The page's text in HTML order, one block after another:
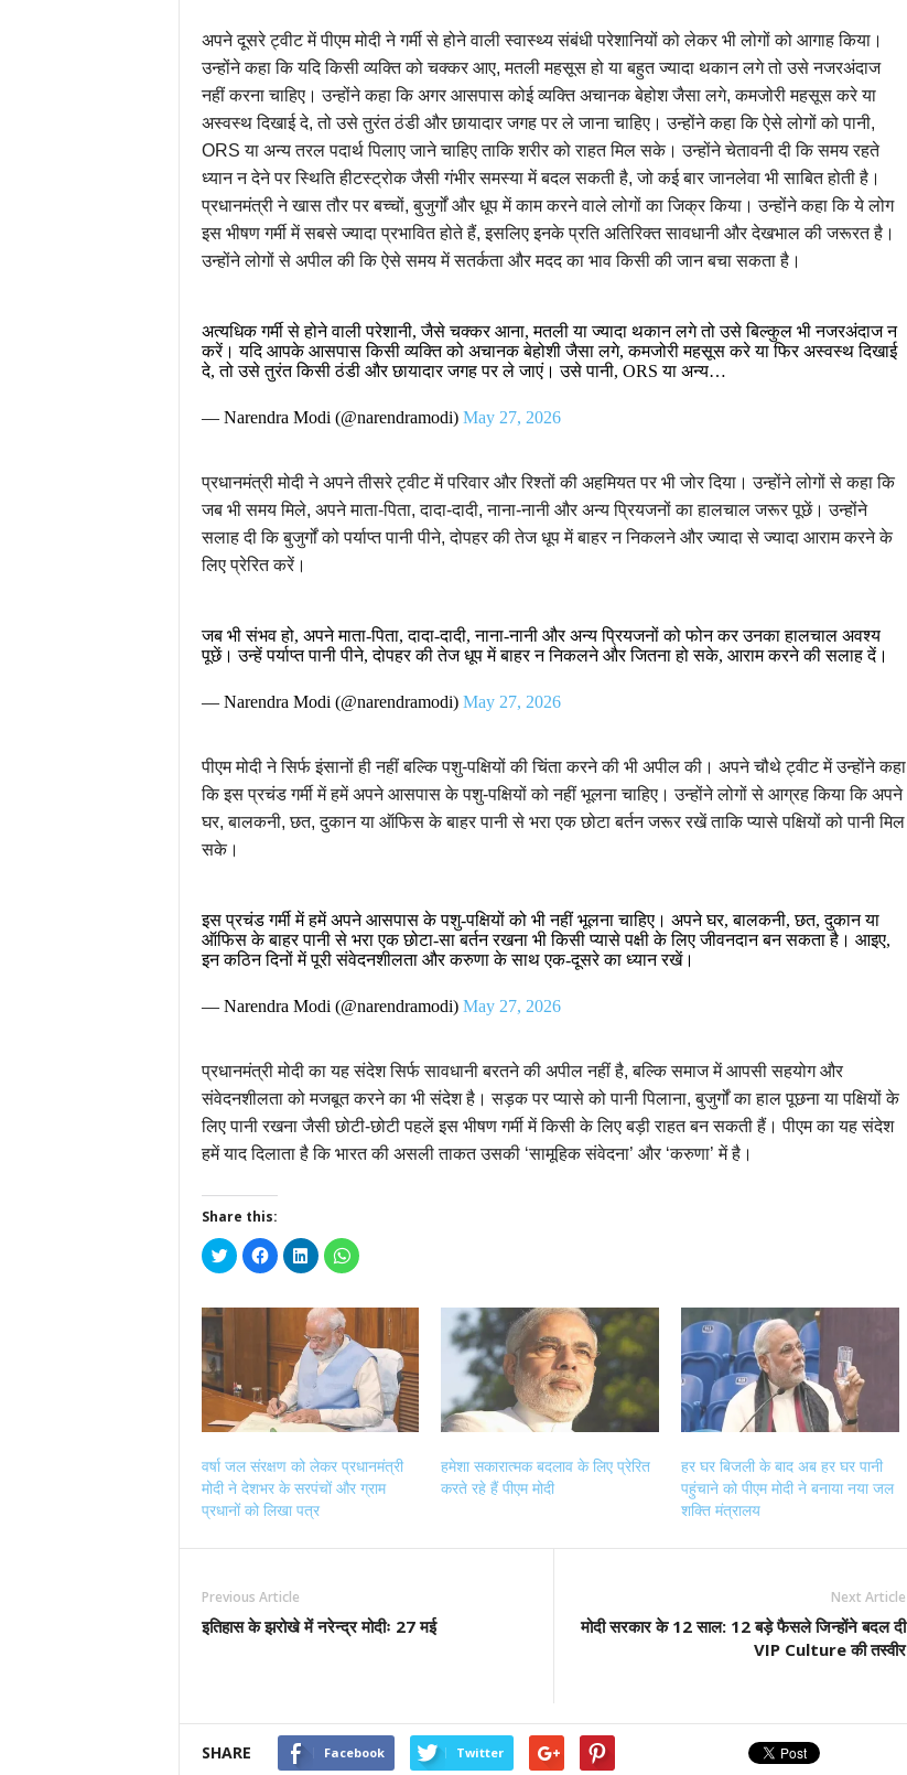
अपने दूसरे ट्वीट में पीएम मोदी ने गर्मी से होने वाली स्वास्थ्य संबंधी परेशानियों को लेकर भी लोगों को आगाह किया।
उन्होंने कहा कि यदि किसी व्यक्ति को चक्कर आए, मतली महसूस हो या बहुत ज्यादा थकान लगे तो उसे नजरअंदाज
नहीं करना चाहिए। उन्होंने कहा कि अगर आसपास कोई व्यक्ति अचानक बेहोश जैसा लगे, कमजोरी महसूस करे या
अस्वस्थ दिखाई दे, तो उसे तुरंत ठंडी और छायादार जगह पर ले जाना चाहिए। उन्होंने कहा कि ऐसे लोगों को पानी,
ORS या अन्य तरल पदार्थ पिलाए जाने चाहिए ताकि शरीर को राहत मिल सके। उन्होंने चेतावनी दी कि समय रहते
ध्यान न देने पर स्थिति हीटस्ट्रोक जैसी गंभीर समस्या में बदल सकती है, जो कई बार जानलेवा भी साबित होती है।
प्रधानमंत्री ने खास तौर पर बच्चों, बुजुर्गों और धूप में काम करने वाले लोगों का जिक्र किया। उन्होंने कहा कि ये लोग
इस भीषण गर्मी में सबसे ज्यादा प्रभावित होते हैं, इसलिए इनके प्रति अतिरिक्त सावधानी और देखभाल की जरूरत है।
उन्होंने लोगों से अपील की कि ऐसे समय में सतर्कता और मदद का भाव किसी की जान बचा सकता है।
अत्यधिक गर्मी से होने वाली परेशानी, जैसे चक्कर आना, मतली या ज्यादा थकान लगे तो उसे बिल्कुल भी नजरअंदाज न
करें। यदि आपके आसपास किसी व्यक्ति को अचानक बेहोशी जैसा लगे, कमजोरी महसूस करे या फिर अस्वस्थ दिखाई
दे, तो उसे तुरंत किसी ठंडी और छायादार जगह पर ले जाएं। उसे पानी, ORS या अन्य…
— Narendra Modi (@narendramodi) May 27, 2026
प्रधानमंत्री मोदी ने अपने तीसरे ट्वीट में परिवार और रिश्तों की अहमियत पर भी जोर दिया। उन्होंने लोगों से कहा कि
जब भी समय मिले, अपने माता-पिता, दादा-दादी, नाना-नानी और अन्य प्रियजनों का हालचाल जरूर पूछें। उन्होंने
सलाह दी कि बुजुर्गों को पर्याप्त पानी पीने, दोपहर की तेज धूप में बाहर न निकलने और ज्यादा से ज्यादा आराम करने के
लिए प्रेरित करें।
जब भी संभव हो, अपने माता-पिता, दादा-दादी, नाना-नानी और अन्य प्रियजनों को फोन कर उनका हालचाल अवश्य
पूछें। उन्हें पर्याप्त पानी पीने, दोपहर की तेज धूप में बाहर न निकलने और जितना हो सके, आराम करने की सलाह दें।
— Narendra Modi (@narendramodi) May 27, 2026
पीएम मोदी ने सिर्फ इंसानों ही नहीं बल्कि पशु-पक्षियों की चिंता करने की भी अपील की। अपने चौथे ट्वीट में उन्होंने कहा
कि इस प्रचंड गर्मी में हमें अपने आसपास के पशु-पक्षियों को नहीं भूलना चाहिए। उन्होंने लोगों से आग्रह किया कि अपने
घर, बालकनी, छत, दुकान या ऑफिस के बाहर पानी से भरा एक छोटा बर्तन जरूर रखें ताकि प्यासे पक्षियों को पानी मिल
सके।
इस प्रचंड गर्मी में हमें अपने आसपास के पशु-पक्षियों को भी नहीं भूलना चाहिए। अपने घर, बालकनी, छत, दुकान या
ऑफिस के बाहर पानी से भरा एक छोटा-सा बर्तन रखना भी किसी प्यासे पक्षी के लिए जीवनदान बन सकता है। आइए,
इन कठिन दिनों में पूरी संवेदनशीलता और करुणा के साथ एक-दूसरे का ध्यान रखें।
— Narendra Modi (@narendramodi) May 27, 2026
प्रधानमंत्री मोदी का यह संदेश सिर्फ सावधानी बरतने की अपील नहीं है, बल्कि समाज में आपसी सहयोग और
संवेदनशीलता को मजबूत करने का भी संदेश है। सड़क पर प्यासे को पानी पिलाना, बुजुर्गों का हाल पूछना या पक्षियों के
लिए पानी रखना जैसी छोटी-छोटी पहलें इस भीषण गर्मी में किसी के लिए बड़ी राहत बन सकती हैं। पीएम का यह संदेश
हमें याद दिलाता है कि भारत की असली ताकत उसकी ‘सामूहिक संवेदना’ और ‘करुणा’ में है।
Share this:
Click
to
share
Twitter
window)
Click
to
share
Facebook
(Opens
new
window)
Click
to
share
LinkedIn
(Opens
in
new
window)
Click
to
WhatsApp
(Opens
new
window)
वर्षा जल संरक्षण को लेकर प्रधानमंत्री
मोदी ने देशभर के सरपंचों और ग्राम
प्रधानों को लिखा पत्र
हमेशा सकारात्मक बदलाव के लिए प्रेरित
करते रहे हैं पीएम मोदी
हर घर बिजली के बाद अब हर घर पानी
पहुंचाने को पीएम मोदी ने बनाया नया जल
शक्ति मंत्रालय
Previous Article
इतिहास के झरोखे में नरेन्द्र मोदीः 27 मई
Next Article
मोदी सरकार के 12 साल: 12 बड़े फैसले जिन्होंने बदल दी
VIP Culture की तस्वीर
SHARE Facebook Twitter